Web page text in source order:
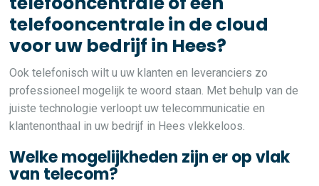
telefooncentrale in de cloud
voor uw bedrijf in Hees?
Ook telefonisch wilt u uw klanten en leveranciers zo
professioneel mogelijk te woord staan. Met behulp van de
juiste technologie verloopt uw telecommunicatie en
klantenonthaal in uw bedrijf in Hees vlekkeloos.
Welke mogelijkheden zijn er op vlak
van telecom?